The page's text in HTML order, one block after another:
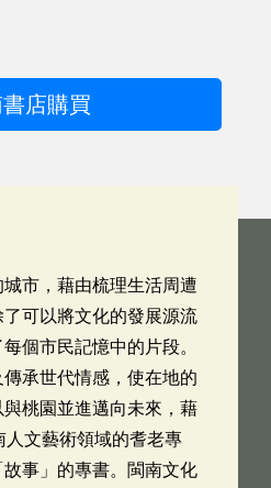
店購買
市，藉由梳理生活周遭
可以將文化的發展源流
個市民記憶中的片段。
承世代情感，使在地的
桃園並進邁向未來，藉
人文藝術領域的耆老專
事」的專書。閩南文化